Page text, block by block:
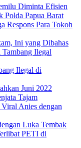
Diminta Efisien
Polda Papua Barat
Respons Para Tokoh
Ini yang Dibahas
Ilegal
Ilegal di
Juni 2022
Tajam
Anies dengan
Luka Tembak
PETI di